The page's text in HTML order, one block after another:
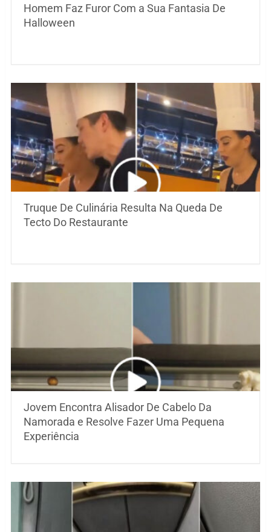
Homem Faz Furor Com a Sua Fantasia De
Halloween
Truque De Culinária Resulta Na Queda De
Tecto Do Restaurante
Jovem Encontra Alisador De Cabelo Da
Namorada e Resolve Fazer Uma Pequena
Experiência